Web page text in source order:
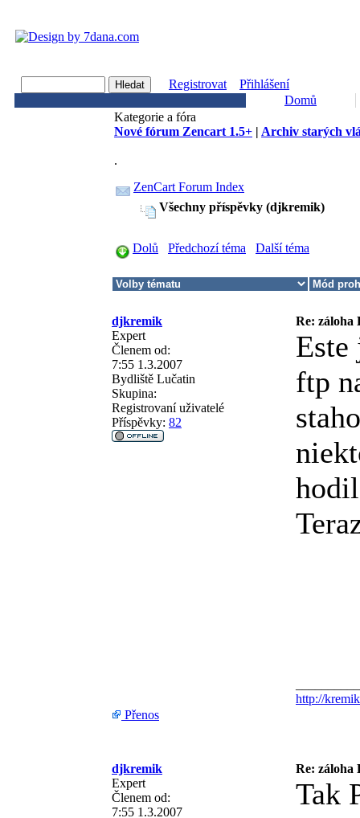
Registrovat
Přihlášení
Domů
Kategorie a fóra
Nové fórum Zencart 1.5+ | Archiv starých
.
ZenCart Forum Index
Všechny příspěvky (djkremik)
Dolů Předchozí téma Další téma
djkremik
Re: záloha
Expert
Členem od:
7:55 1.3.2007
Bydliště Lučatin
Skupina:
Registrovaní uživatelé
Příspěvky: 82
Este
ftp
http://
Přenos
djkremik
Re: záloha
Expert
Členem od:
7:55 1.3.2007
Tak